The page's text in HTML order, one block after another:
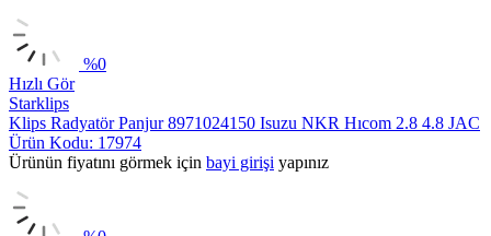
%0
Hızlı Gör
Starklips
Klips Radyatör Panjur 8971024150 Isuzu NKR Hıcom 2.8 4.8 JAC
Ürün Kodu: 17974
Ürünün fiyatını görmek için bayi girişi yapınız